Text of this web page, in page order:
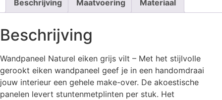
Beschrijving Maatvoering Materiaal
Beschrijving
Wandpaneel Naturel eiken grijs vilt – Met het stijlvolle
gerookt eiken wandpaneel geef je in een handomdraai
jouw interieur een gehele make-over. De akoestische
panelen levert stuntenmetplinten per stuk. Het